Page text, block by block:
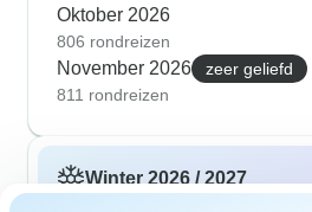
Oktober 2026
806 rondreizen
November 2026
zeer geliefd
811 rondreizen
Winter 2026 / 2027